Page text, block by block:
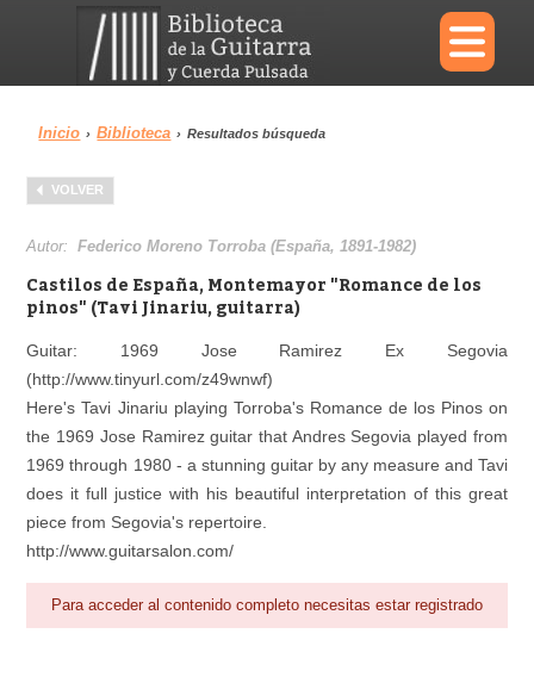
×
Menu
Biblioteca Diccionario
Inicio › Biblioteca › Resultados búsqueda
VOLVER
Autor:Federico Moreno Torroba (España, 1891-1982)
Castilos de España, Montemayor "Romance de los
pinos" (Tavi Jinariu, guitarra)
Guitar: 1969 Jose Ramirez Ex Segovia
(http://www.tinyurl.com/z49wnwf)
Here's Tavi Jinariu playing Torroba's Romance de los Pinos on
the 1969 Jose Ramirez guitar that Andres Segovia played from
1969 through 1980 - a stunning guitar by any measure and Tavi
does it full justice with his beautiful interpretation of this great
piece from Segovia's repertoire.
http://www.guitarsalon.com/
Para acceder al contenido completo necesitas estar registrado